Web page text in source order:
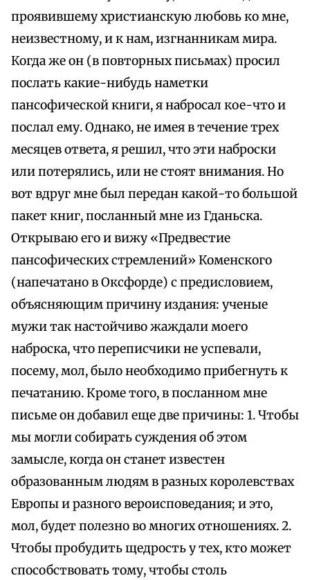
проявившему христианскую любовь ко мне,
неизвестному, и к нам, изгнанникам мира.
Когда же он (в повторных письмах) просил
послать какие-нибудь наметки
пансофической книги, я набросал кое-что и
послал ему. Однако, не имея в течение трех
месяцев ответа, я решил, что эти наброски
или потерялись, или не стоят внимания. Но
вот вдруг мне был передан какой-то большой
пакет книг, посланный мне из Гданьска.
Открываю его и вижу «Предвестие
пансофических стремлений» Коменского
(напечатано в Оксфорде) с предисловием,
объясняющим причину издания: ученые
мужи так настойчиво жаждали моего
наброска, что переписчики не успевали,
посему, мол, было необходимо прибегнуть к
печатанию. Кроме того, в посланном мне
письме он добавил еще две причины: 1. Чтобы
мы могли собирать суждения об этом
замысле, когда он станет известен
образованным людям в разных королевствах
Европы и разного вероисповедания; и это,
мол, будет полезно во многих отношениях. 2.
Чтобы пробудить щедрость у тех, кто может
способствовать тому, чтобы столь